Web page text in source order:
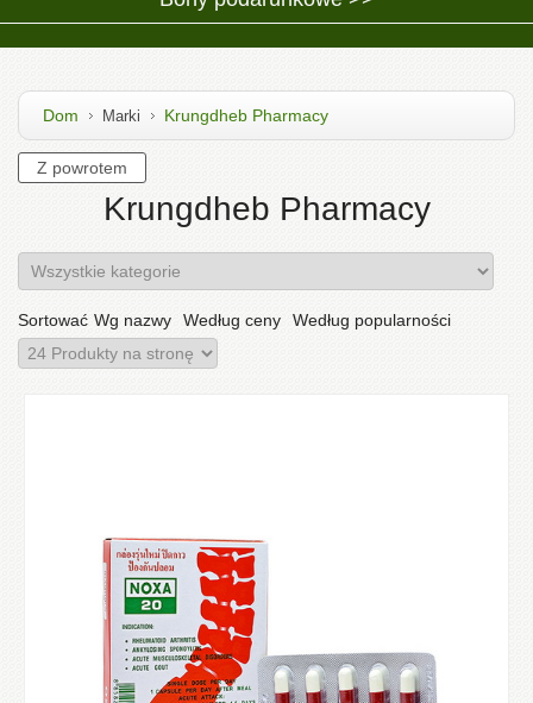
Dom Marki Krungdheb Pharmacy
Krungdheb Pharmacy
Sortować Wg nazwy Według ceny Według popularności